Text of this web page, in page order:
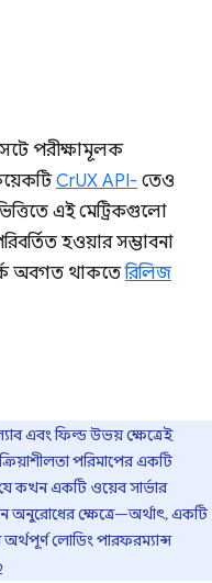
পরীক্ষামূলক
CrUX API- তেও
এই মেট্রিকগুলো
হওয়ার সম্ভাবনা
অবগত থাকতেরিলিজ
এবং ফিল্ড উভয় ক্ষেত্রেই
পরিমাপের একটি
কখন একটি ওয়েব সার্ভার
অনুরোধের ক্ষেত্রে—অর্থাৎ, একটি
লোডিং পারফরম্যান্স